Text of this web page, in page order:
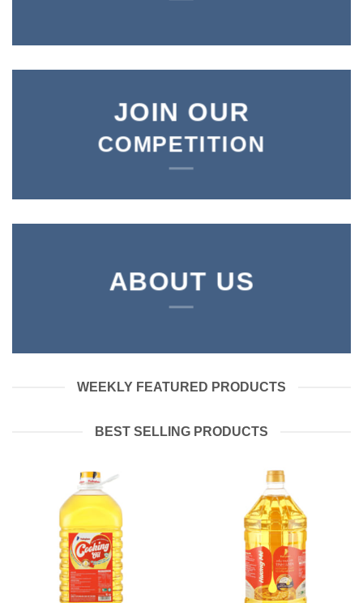
JOIN OUR
COMPETITION
ABOUT US
WEEKLY FEATURED PRODUCTS
BEST SELLING PRODUCTS